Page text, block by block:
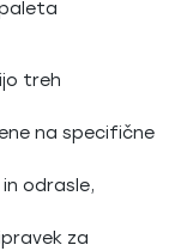
treh
na specifične
odrasle,
za